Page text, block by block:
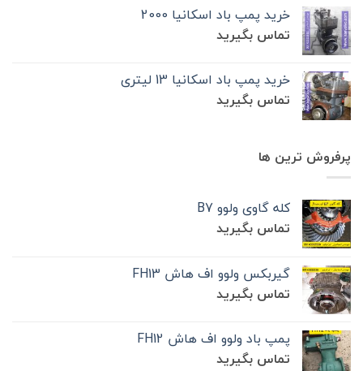
خرید پمپ باد اسکانیا 2000
تماس بگیرید
خرید پمپ باد اسکانیا 13 لیتری
تماس بگیرید
پرفروش ترین ها
کله گاوی ولوو B7
تماس بگیرید
گیربکس ولوو اف هاش FH13
تماس بگیرید
پمپ باد ولوو اف هاش FH12
تماس بگیرید